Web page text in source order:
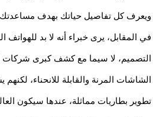
ويعرف كل تفاصيل حياتك بهدف
في المقابل، يرى خبراء أنه لا بد للهواتف
التصميم، لا سيما مع كشف كبرى شركات
الشاشات المرنة والقابلة للانحناء،
تطوير بطاريات مماثلة، عندها سيكون